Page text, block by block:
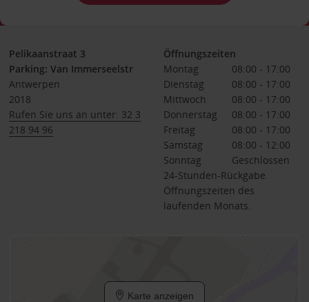
Pelikaanstraat 3
Parking: Van Immerseelstr
Antwerpen
2018
Rufen Sie uns an unter: 32 3
218 94 96
Öffnungszeiten
Montag
08:00 - 17:00
Dienstag
08:00 - 17:00
Mittwoch
08:00 - 17:00
Donnerstag
08:00 - 17:00
Freitag
08:00 - 17:00
Samstag
08:00 - 12:00
Sonntag
Geschlossen
24-Stunden-Rückgabe.
Öffnungszeiten des
laufenden Monats.
Karte anzeigen